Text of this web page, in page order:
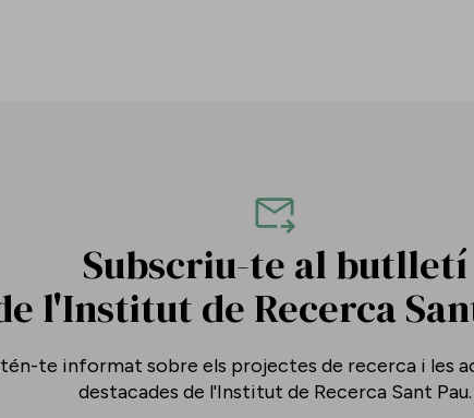
Subscriu-te al butlletí
l'Institut de Recerca
te informat sobre els projectes de recerca i les
destacades de l'Institut de Recerca Sant Pau.